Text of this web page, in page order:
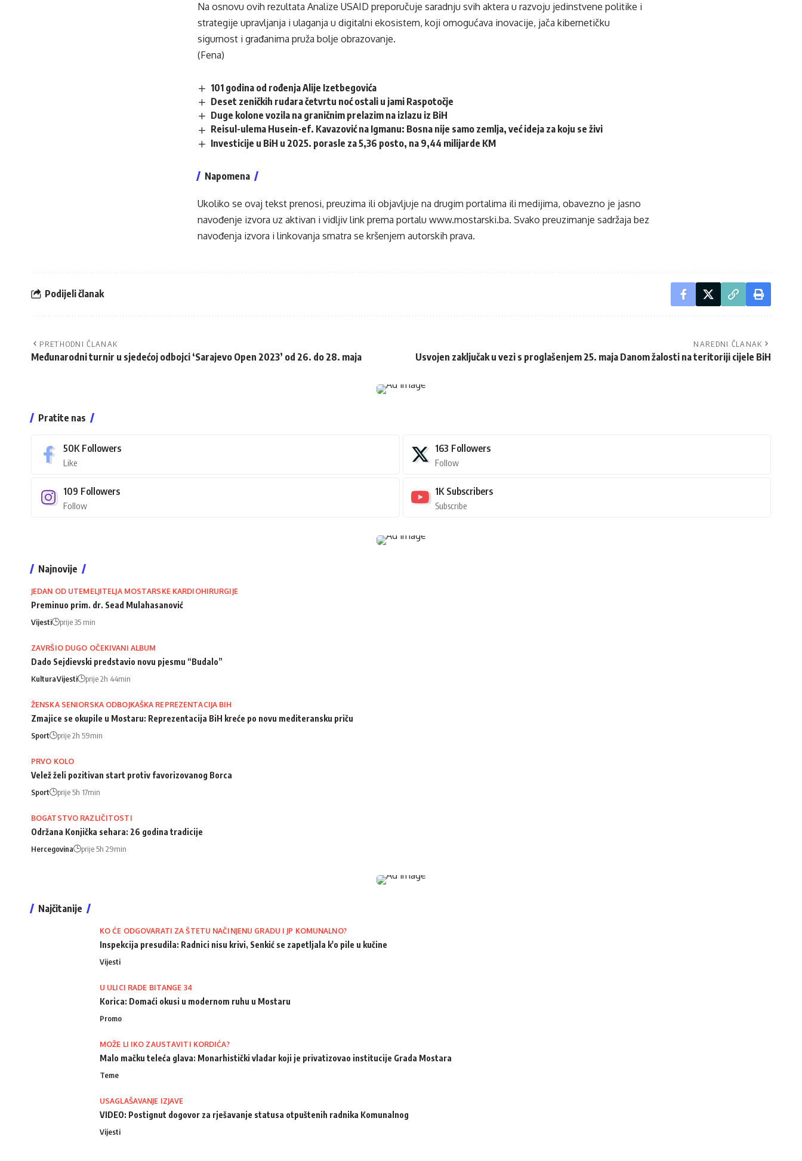
Na osnovu ovih rezultata Analize USAID preporučuje saradnju svih aktera u razvoju jedinstvene politike i
strategije upravljanja i ulaganja u digitalni ekosistem, koji omogućava inovacije, jača kibernetičku
sigurnost i građanima pruža bolje obrazovanje.
(Fena)
101 godina od rođenja Alije Izetbegovića
Deset zeničkih rudara četvrtu noć ostali u jami Raspotočje
Duge kolone vozila na graničnim prelazim na izlazu iz BiH
Reisul-ulema Husein-ef. Kavazović na Igmanu: Bosna nije samo zemlja, već ideja za koju se živi
Investicije u BiH u 2025. porasle za 5,36 posto, na 9,44 milijarde KM
Napomena
Ukoliko se ovaj tekst prenosi, preuzima ili objavljuje na drugim portalima ili medijima, obavezno je jasno
navođenje izvora uz aktivan i vidljiv link prema portalu www.mostarski.ba. Svako preuzimanje sadržaja bez
navođenja izvora i linkovanja smatra se kršenjem autorskih prava.
Podijeli članak
PRETHODNI ČLANAK
Međunarodni turnir u sjedećoj odbojci ‘Sarajevo Open 2023’ od 26. do 28. maja
NAREDNI ČLANAK
Usvojen zaključak u vezi s proglašenjem 25. maja Danom žalosti na teritoriji cijele BiH
Pratite nas
50K Followers
Like
163 Followers
Follow
109 Followers
Follow
1K Subscribers
Subscribe
Najnovije
JEDAN OD UTEMELJITELJA MOSTARSKE KARDIOHIRURGIJE
Preminuo prim. dr. Sead Mulahasanović
Vijesti prije 35 min
ZAVRŠIO DUGO OČEKIVANI ALBUM
Dado Sejdievski predstavio novu pjesmu “Budalo”
KulturaVijesti prije 2h 44min
ŽENSKA SENIORSKA ODBOJKAŠKA REPREZENTACIJA BIH
Zmajice se okupile u Mostaru: Reprezentacija BiH kreće po novu mediteransku priču
Sport prije 2h 59min
PRVO KOLO
Velež želi pozitivan start protiv favorizovanog Borca
Sport prije 5h 17min
BOGATSTVO RAZLIČITOSTI
Održana Konjička sehara: 26 godina tradicije
Hercegovina prije 5h 29min
Najčitanije
KO ĆE ODGOVARATI ZA ŠTETU NAČINJENU GRADU I JP KOMUNALNO?
Inspekcija presudila: Radnici nisu krivi, Senkić se zapetljala k'o pile u kučine
Vijesti
U ULICI RADE BITANGE 34
Korica: Domaći okusi u modernom ruhu u Mostaru
Promo
MOŽE LI IKO ZAUSTAVITI KORDIĆA?
Malo mačku teleća glava: Monarhistički vladar koji je privatizovao institucije Grada Mostara
Teme
USAGLAŠAVANJE IZJAVE
VIDEO: Postignut dogovor za rješavanje statusa otpuštenih radnika Komunalnog
Vijesti